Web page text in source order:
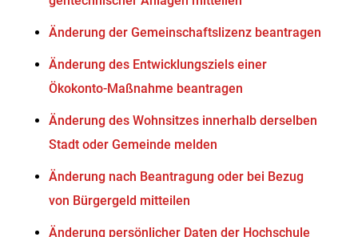
Änderung der Gemeinschaftslizenz beantragen
Änderung des Entwicklungsziels einer
Ökokonto-Maßnahme beantragen
Änderung des Wohnsitzes innerhalb derselben
Stadt oder Gemeinde melden
Änderung nach Beantragung oder bei Bezug
von Bürgergeld mitteilen
Änderung persönlicher Daten der Hochschule